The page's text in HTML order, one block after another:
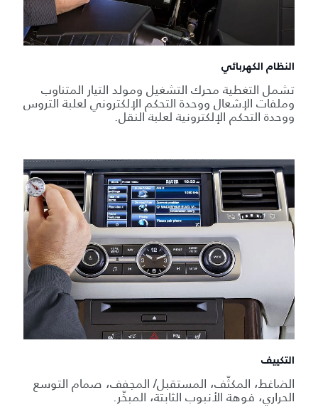
النظام الكهربائي
تشمل التغطية محرك التشغيل ومولد التيار المتناوب
وملفات الإشعال ووحدة التحكم الإلكتروني لعلبة التروس
ووحدة التحكم الإلكترونية لعلبة النقل.
التكييف
الضاغط، المكثّف، المستقبل/ المجفف، صمام التوسع
الحراري، فوهة الأنبوب الثابتة، المبخّر.